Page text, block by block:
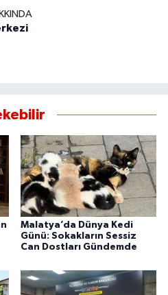
Malatya’da Dünya Kedi
Günü: Sokakların Sessiz
Can Dostları Gündemde